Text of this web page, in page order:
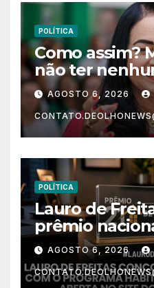
POLÍTICA
Como assim?
não ter
após 30 anos
AGOSTO 6, 2026
POLÍTICA
Lauro de
prêmio
habitação com
Rebocado”;
aberta
AGOSTO 6, 2026